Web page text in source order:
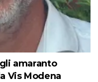
gli amaranto
Vis Modena